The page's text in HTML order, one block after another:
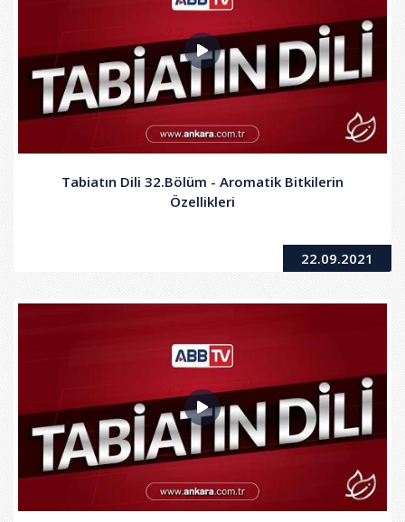
Tabiatın Dili 32.Bölüm - Aromatik Bitkilerin
Özellikleri
22.09.2021